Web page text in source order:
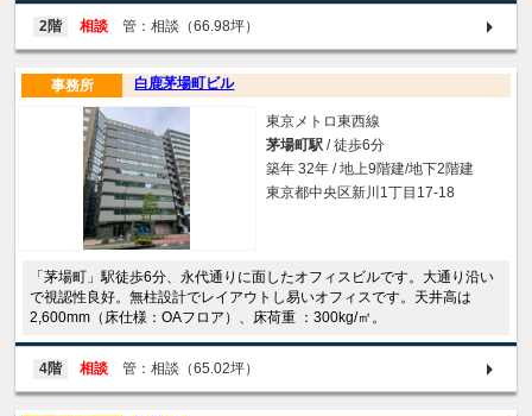
2階 相談 管：相談（66.98坪）
白鹿茅場町ビル
事務所
東京メトロ東西線
茅場町駅 / 徒歩6分
築年 32年 / 地上9階建/地下2階建
東京都中央区新川1丁目17-18
「茅場町」駅徒歩6分、永代通りに面したオフィスビルです。大通り沿い
で視認性良好。無柱設計でレイアウトし易いオフィスです。天井高は
2,600mm（床仕様：OAフロア）、床荷重 ：300kg/㎡。
4階 相談 管：相談（65.02坪）